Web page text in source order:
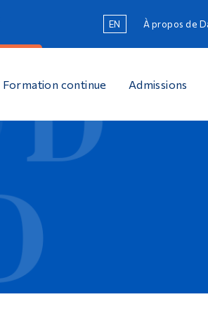
EN À propos de
Formation continue Admissions